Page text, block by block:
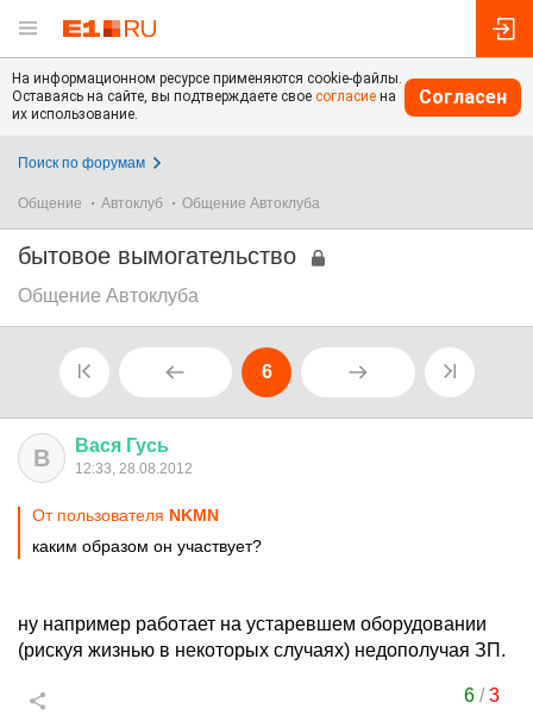
На информационном ресурсе применяются cookie-файлы.
Оставаясь на сайте, вы подтверждаете свое согласие на
их использование.
Согласен
Поиск по форумам
Общение Автоклуб Общение Автоклуба
бытовое вымогательство
Общение Автоклуба
6
В Вася Гусь
12:33, 28.08.2012
От пользователя NKMN
каким образом он участвует?
ну например работает на устаревшем оборудовании
(рискуя жизнью в некоторых случаях) недополучая ЗП.
6/3